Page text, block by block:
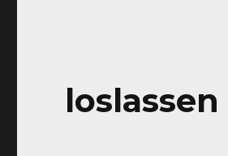
loslassen